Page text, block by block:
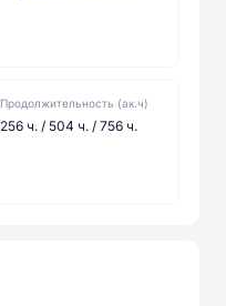
Продолжительность (ак.ч)
256 ч. / 504 ч. / 756 ч.